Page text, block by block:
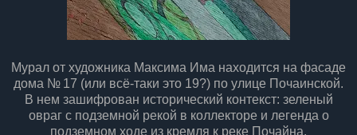
Мурал от художника Максима Има находится на фасаде
дома № 17 (или всё-таки это 19?) по улице Почаинской.
В нем зашифрован исторический контекст: зеленый
овраг с подземной рекой в коллекторе и легенда о
подземном ходе из кремля к реке Почайна.